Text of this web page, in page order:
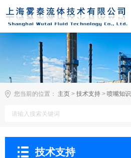
您当前的位置： 主页 > 技术支持 > 喷嘴知识
技术支持